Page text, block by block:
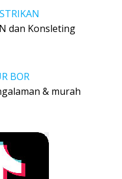
dan Konsleting
BOR
& murah